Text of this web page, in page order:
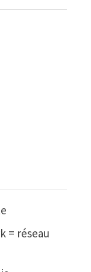
= réseau